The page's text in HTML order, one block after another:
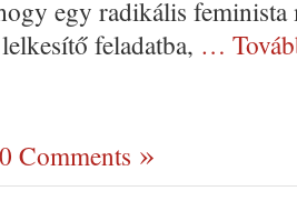
egy radi­kális
fel­adatba, …
0 Comments